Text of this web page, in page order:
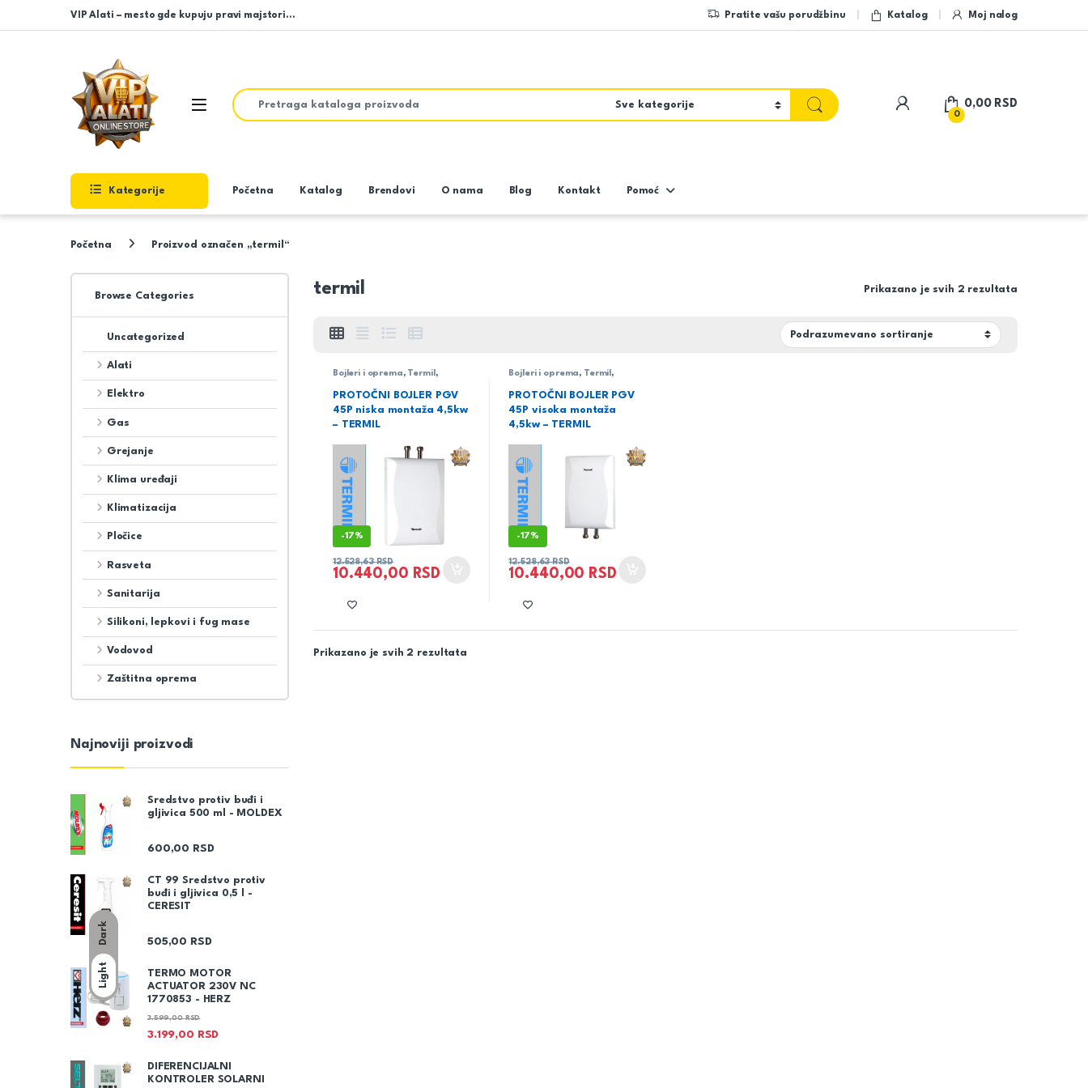
Dark
Light
Skip to navigation
Skip to content
VIP Alati – mesto gde kupuju pravi majstori… Pratite vašu porudžbinu Katalog Moj nalog
Open
Search for:
My Account
0
0,00 RSD
Kategorije Početna Katalog Brendovi O nama Blog Kontakt Pomoć
Početna Proizvod označen „termil“
termil Prikazano je svih 2 rezultata
Bojleri i oprema, Termil ,
PROTOČNI BOJLER PGV
45P niska montaža 4,5kw
– TERMIL
-17%
10.440,00 RSD
12.528,63RSD
Bojleri i oprema, Termil ,
PROTOČNI BOJLER PGV
45P visoka montaža
4,5kw – TERMIL
-17%
10.440,00 RSD
12.528,63RSD
Prikazano je svih 2 rezultata
Browse Categories
Uncategorized
Alati
Elektro
Gas
Grejanje
Klima uređaji
Klimatizacija
Pločice
Rasveta
Sanitarija
Silikoni, lepkovi i fug mase
Vodovod
Zaštitna oprema
Najnoviji proizvodi
Sredstvo protiv buđi i
gljivica 500 ml - MOLDEX
600,00 RSD
CT 99 Sredstvo protiv
buđi i gljivica 0,5 l -
CERESIT
505,00 RSD
TERMO MOTOR
ACTUATOR 230V NC
1770853 - HERZ
3.199,00 RSD
3.599,00RSD
DIFERENCIJALNI
KONTROLER SOLARNI